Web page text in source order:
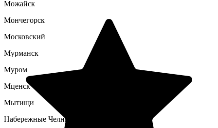
Можайск
Мончегорск
Московский
Мурманск
Муром
Мценск
Мытищи
Набережные Челны